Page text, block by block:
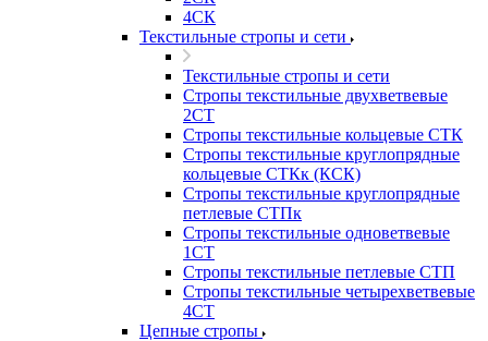
4СК
Текстильные стропы и сети
Текстильные стропы и сети
Стропы текстильные двухветвевые
2СТ
Стропы текстильные кольцевые СТК
Стропы текстильные круглопрядные
кольцевые СТКк (КСК)
Стропы текстильные круглопрядные
петлевые СТПк
Стропы текстильные одноветвевые
1СТ
Стропы текстильные петлевые СТП
Стропы текстильные четырехветвевые
4СТ
Цепные стропы